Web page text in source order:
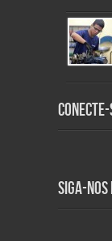
Conecte-
Siga-nos